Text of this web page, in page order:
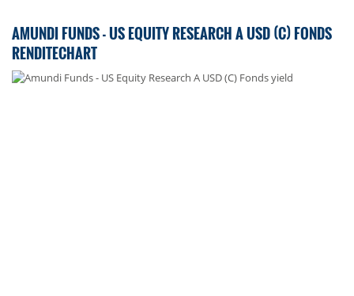
AMUNDI FUNDS - US EQUITY RESEARCH A USD (C) FONDS
RENDITECHART